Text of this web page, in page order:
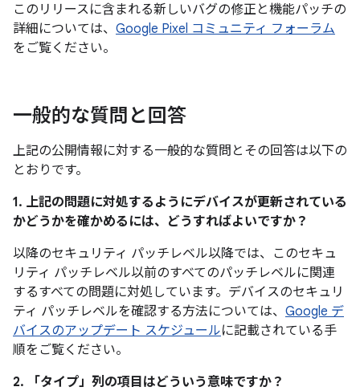
このリリースに含まれる新しいバグの修正と機能パッチの
詳細については、 Google Pixel コミュニティ フォーラム
をご覧ください。
一般的な質問と回答
上記の公開情報に対する一般的な質問とその回答は以下の
とおりです。
1. 上記の問題に対処するようにデバイスが更新されている
かどうかを確かめるには、どうすればよいですか？
以降のセキュリティ パッチレベル以降では、このセキュ
リティ パッチレベル以前のすべてのパッチレベルに関連
するすべての問題に対処しています。デバイスのセキュリ
ティ パッチレベルを確認する方法については、 Google デ
バイスのアップデート スケジュールに記載されている手
順をご覧ください。
2. 「タイプ」 列の項目はどういう意味ですか？